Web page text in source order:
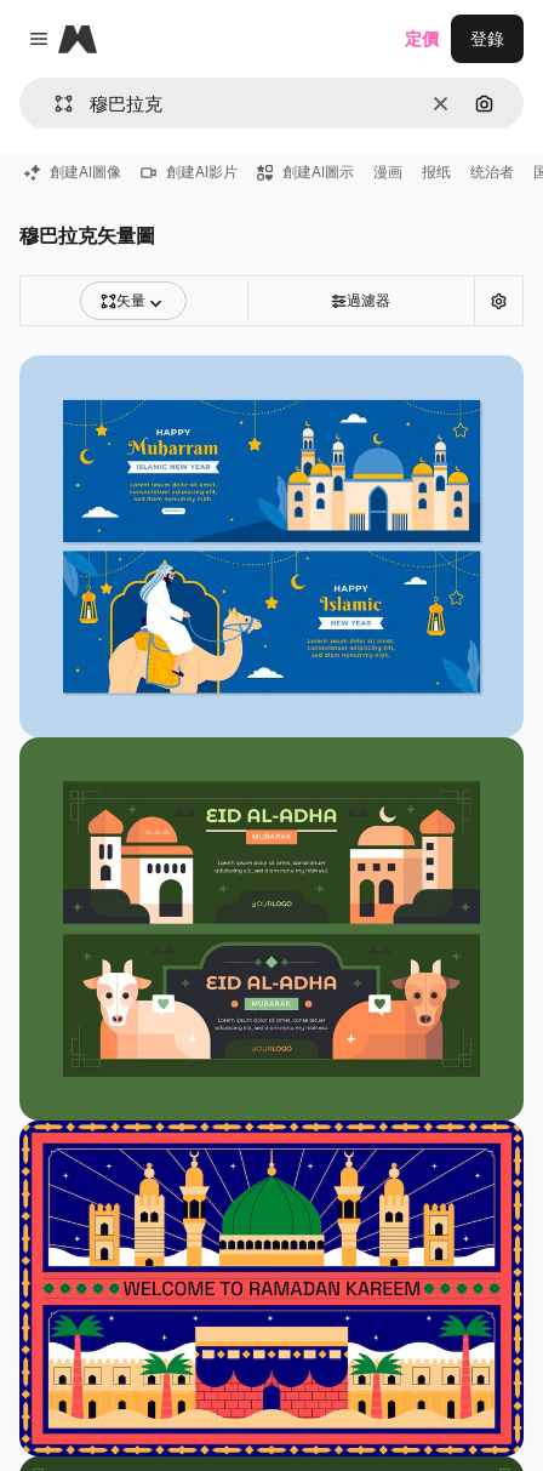
Close menu
Magnific
清除 通過圖
定價 登錄
創建AI圖像 創建AI影片 創建AI圖示 漫画 报纸 统治者
穆巴拉克矢量圖
矢量 過濾器